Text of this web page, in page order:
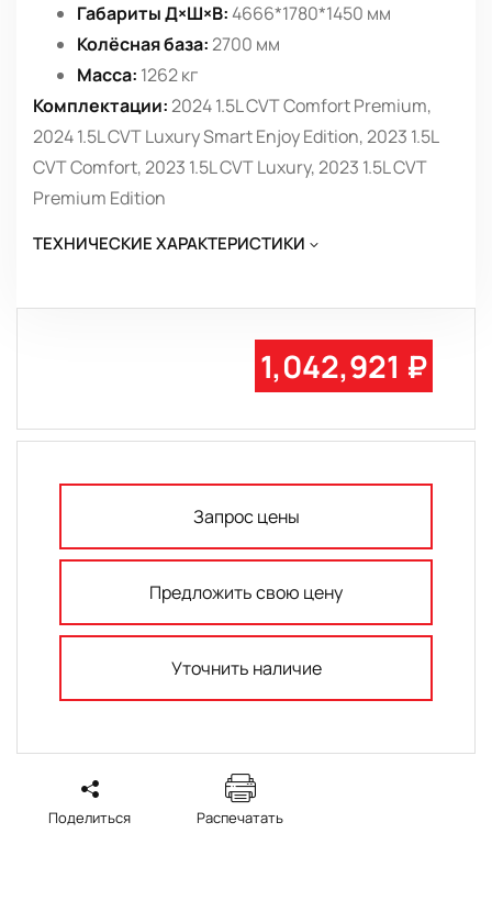
Габариты Д×Ш×В: 4666*1780*1450 мм
Колёсная база:2700 мм
Масса: 1262 кг
Комплектации:2024 1.5L CVT Comfort Premium,
2024 1.5L CVT Luxury Smart Enjoy Edition, 2023 1.5L
CVT Comfort, 2023 1.5L CVT Luxury, 2023 1.5L CVT
Premium Edition
ТЕХНИЧЕСКИЕ ХАРАКТЕРИСТИКИ
1,042,921 ₽
Запрос цены
Предложить свою цену
Уточнить наличие
Поделиться Распечатать